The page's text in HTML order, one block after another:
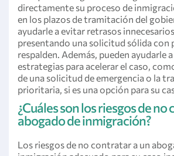
directamente su proceso de
en los plazos de tramitación del
ayudarle a evitar retrasos
presentando una solicitud sólida con
respalden. Además, pueden ayudarle
estrategias para acelerar el caso,
de una solicitud de emergencia o la
prioritaria, si es una opción para su
¿Cuáles son los riesgos de
abogado de inmigración?
Los riesgos de no contratar a un